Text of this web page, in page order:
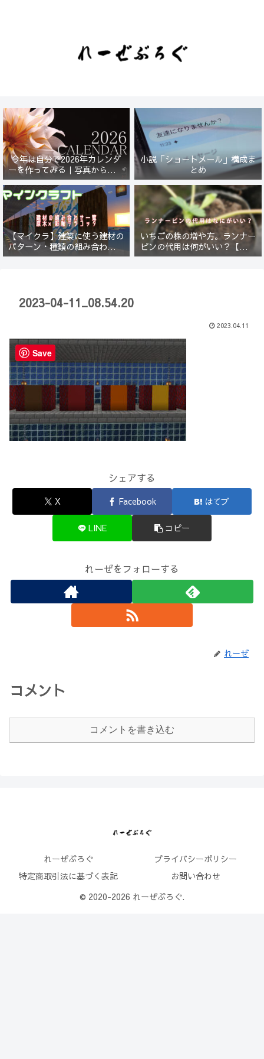
今年は自分で2026年カレンダ
ーを作ってみる｜写真から始ま
る小さなプロジェクト【一灯
花】
小説「ショートメール」構成ま
とめ
【マイクラ】建築に使う建材の
パターン・種類の組み合わせ一
覧！原木×彩釉テラコッタ編
いちごの株の増や方。ランナー
ピンの代用は何がいい？【５年
放置したイチゴは復活するの
2023-04-11_08.54.20
2023.04.11
シェアする
X Facebook はてブ
LINE コピー
れーぜをフォローする
れーぜ
コメント
コメントを書き込む
れーぜぶろぐ
プライバシーポリシー
特定商取引法に基づく表記
お問い合わせ
© 2020-2026 れーぜぶろぐ.
Save